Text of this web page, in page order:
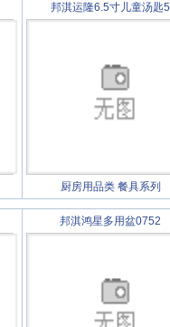
邦淇运隆6.5寸儿童汤匙5
厨房用品类 餐具系列
邦淇鸿星多用盆0752